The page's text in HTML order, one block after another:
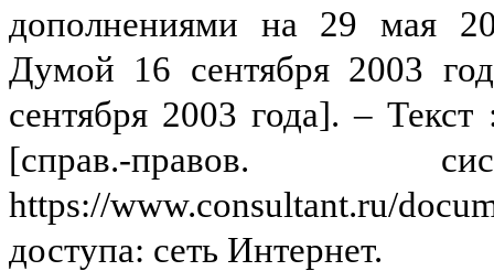
дополнениями на 29 мая
Думой 16 сентября 2003
сентября 2003 года]. – Текст
[справ.-
https://www.consultant.ru/
доступа: сеть Интернет.